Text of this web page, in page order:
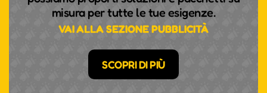
misura per tutte le tue esigenze.
VAI ALLA SEZIONE PUBBLICITÀ
SCOPRI DI PIÙ